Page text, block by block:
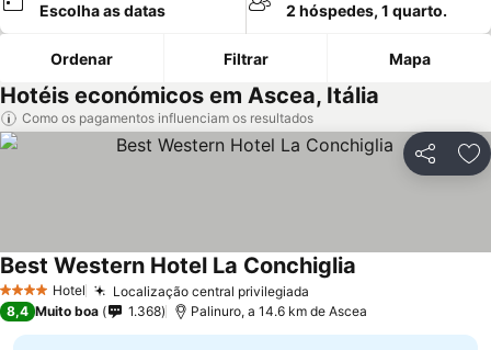
Escolha as datas 2 hóspedes, 1 quarto.
Ordenar Filtrar Mapa
Hotéis económicos em Ascea, Itália
Como os pagamentos influenciam os resultados
Partilhar
4 EstrelasHotel Localização central privilegiada
Best Western Hotel La Conchiglia
8,4 Muito boa 1.368 Palinuro, a 14.6 km de Ascea